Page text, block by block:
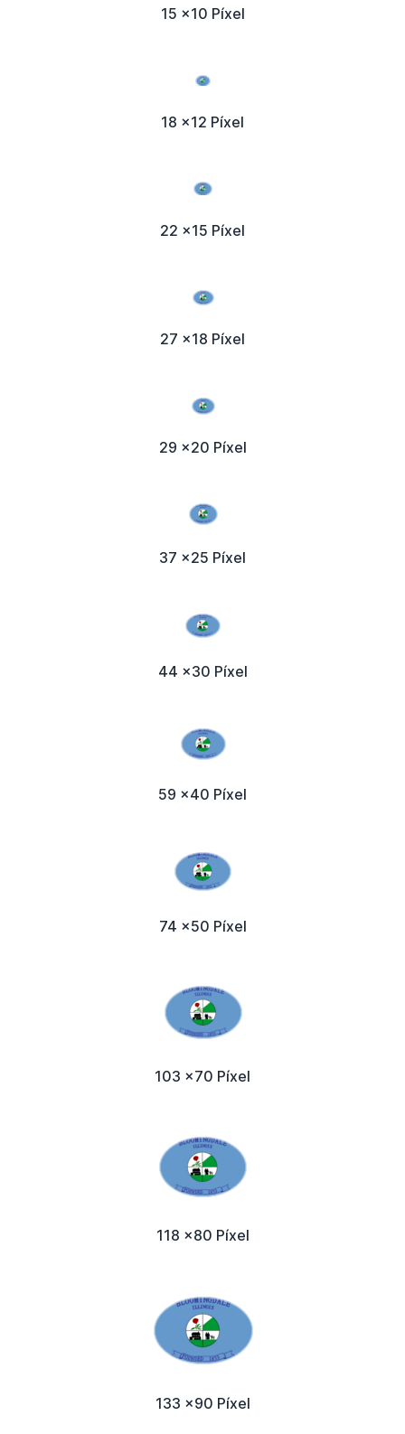
15 x10 Píxel
18 x12 Píxel
22 x15 Píxel
27 x18 Píxel
29 x20 Píxel
37 x25 Píxel
44 x30 Píxel
59 x40 Píxel
74 x50 Píxel
103 x70 Píxel
118 x80 Píxel
133 x90 Píxel